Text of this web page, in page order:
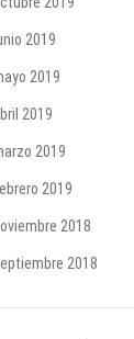
2019
2019
2019
2019
2019
2018
2018